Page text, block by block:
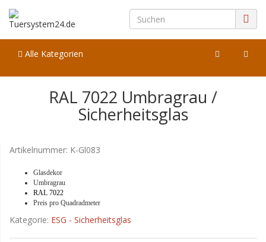
Alle Kategorien
RAL 7022 Umbragrau /
Sicherheitsglas
Artikelnummer: K-Gl083
Glasdekor
Umbragrau
RAL 7022
Preis pro Quadradmeter
Kategorie: ESG - Sicherheitsglas